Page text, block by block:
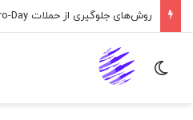
تغییر پوسته